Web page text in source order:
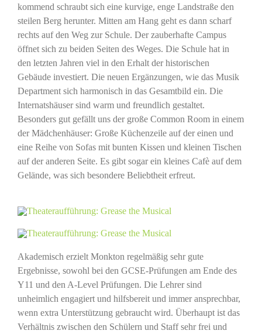
kommend schraubt sich eine kurvige, enge Landstraße den
steilen Berg herunter. Mitten am Hang geht es dann scharf
rechts auf den Weg zur Schule. Der zauberhafte Campus
öffnet sich zu beiden Seiten des Weges. Die Schule hat in
den letzten Jahren viel in den Erhalt der historischen
Gebäude investiert. Die neuen Ergänzungen, wie das Musik
Department sich harmonisch in das Gesamtbild ein. Die
Internatshäuser sind warm und freundlich gestaltet.
Besonders gut gefällt uns der große Common Room in einem
der Mädchenhäuser: Große Küchenzeile auf der einen und
eine Reihe von Sofas mit bunten Kissen und kleinen Tischen
auf der anderen Seite. Es gibt sogar ein kleines Cafè auf dem
Gelände, was sich besondere Beliebtheit erfreut.
Akademisch erzielt Monkton regelmäßig sehr gute
Ergebnisse, sowohl bei den GCSE-Prüfungen am Ende des
Y11 und den A-Level Prüfungen. Die Lehrer sind
unheimlich engagiert und hilfsbereit und immer ansprechbar,
wenn extra Unterstützung gebraucht wird. Überhaupt ist das
Verhältnis zwischen den Schülern und Staff sehr frei und